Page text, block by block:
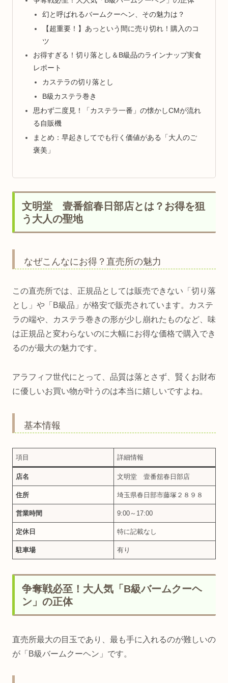
幻と呼ばれるバームクーヘン、その魅力は？
【超重要！】あっという間に売り切れ！購入のコ
ツ
お得すぎる！切り落とし＆B級品のラインナップ実食
レポート
カステラの切り落とし
B級カステラ巻き
思わず二度見！「カステラ一番」の懐かしCMが流れ
る自販機
まとめ：早起きしてでも行く価値がある「大人のご
褒美」
文明堂 壹番舘春日部店とは？お得を狙
う大人の聖地
なぜこんなにお得？直売所の魅力
この直売所では、正規品としては販売できない「切り落
とし」や「B級品」が格安で販売されています。カステ
ラの端や、カステラ巻きの形が少し崩れたものなど、味
は正規品と変わらないのに大幅にお得な価格で購入でき
るのが最大の魅力です。
アラフィフ世代にとって、品質は落とさず、賢くお財布
に優しいお買い物が叶うのは本当に嬉しいですよね。
基本情報
項目 詳細情報
店名 文明堂 壹番舘春日部店
住所 埼玉県春日部市藤塚２８９８
営業時間 9:00～17:00
定休日 特に記載なし
駐車場 有り
争奪戦必至！大人気「B級バームクーヘ
ン」の正体
直売所最大の目玉であり、最も手に入れるのが難しいの
が「B級バームクーヘン」です。